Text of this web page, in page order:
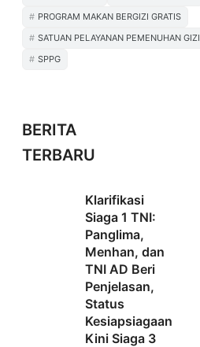
PROGRAM MAKAN BERGIZI GRATIS
SATUAN PELAYANAN PEMENUHAN GIZI
SPPG
BERITA
TERBARU
Klarifikasi
Siaga 1 TNI:
Panglima,
Menhan, dan
TNI AD Beri
Penjelasan,
Status
Kesiapsiagaan
Kini Siaga 3